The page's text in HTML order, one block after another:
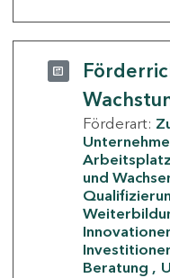
Förderart:
und
Beratung